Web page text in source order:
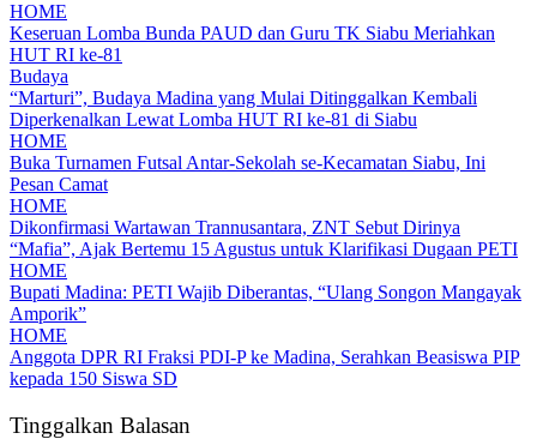
HOME
Keseruan Lomba Bunda PAUD dan Guru TK Siabu Meriahkan
HUT RI ke-81
Budaya
“Marturi”, Budaya Madina yang Mulai Ditinggalkan Kembali
Diperkenalkan Lewat Lomba HUT RI ke-81 di Siabu
HOME
Buka Turnamen Futsal Antar-Sekolah se-Kecamatan Siabu, Ini
Pesan Camat
HOME
Dikonfirmasi Wartawan Trannusantara, ZNT Sebut Dirinya
“Mafia”, Ajak Bertemu 15 Agustus untuk Klarifikasi Dugaan PETI
HOME
Bupati Madina: PETI Wajib Diberantas, “Ulang Songon Mangayak
Amporik”
HOME
Anggota DPR RI Fraksi PDI-P ke Madina, Serahkan Beasiswa PIP
kepada 150 Siswa SD
Tinggalkan Balasan